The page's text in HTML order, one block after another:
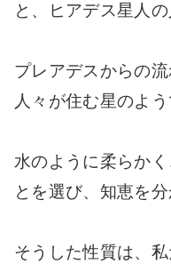
と、ヒアデス星人
プレアデスからの
人々が住む星のよう
水のように柔らか
とを選び、知恵を分
そうした性質は、